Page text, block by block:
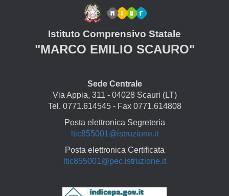
Istituto Comprensivo Statale
"MARCO EMILIO SCAURO"
Sede Centrale
Via Appia, 311 - 04028 Scauri (LT)
Tel. 0771.614545 - Fax 0771.614808
Posta elettronica Segreteria
ltic855001@istruzione.it
Posta elettronica Certificata
ltic855001@pec.istruzione.it